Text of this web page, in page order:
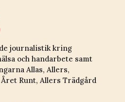
journalistik kring
och handarbete samt
Allas, Allers,
Runt, Allers Trädgård